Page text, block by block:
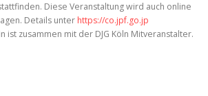
Diese Veranstaltung wird auch online
Details unter https://co.jpf.go.jp
ist zusammen mit der DJG Köln Mitveranstalter.